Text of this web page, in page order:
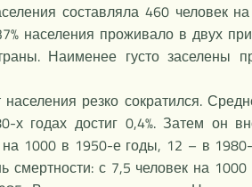
составляла 460 человек
населения проживало в двух
Наименее густо заселены
резко сократился.
годах достиг 0,4%. Затем он
на 1000 в 1950-е годы, 12 – в
смертности: с 7,5 человек на